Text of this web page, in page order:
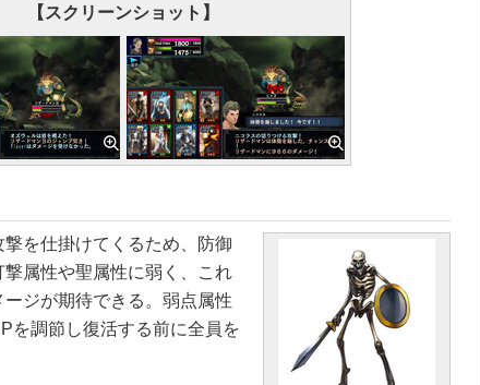
【スクリーンショット】
を仕掛けてくるため、防御
属性や聖属性に弱く、これ
ジが期待できる。弱点属性
を調節し復活する前に全員を